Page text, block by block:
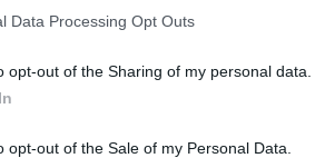
Data Processing Opt Outs
opt-out of the Sharing of my personal data.
opt-out of the Sale of my Personal Data.
cselekvési tervében
az áll, 2020-ig ezer
meghaladja.